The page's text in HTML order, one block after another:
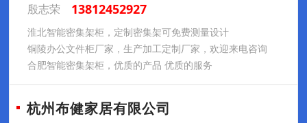
殷志荣
13812452927
淮北智能密集架柜，定制密集架可免费测量设计
铜陵办公文件柜厂家，生产加工定制厂家，欢迎来电咨询
合肥智能密集架柜，优质的产品 优质的服务
杭州布健家居有限公司